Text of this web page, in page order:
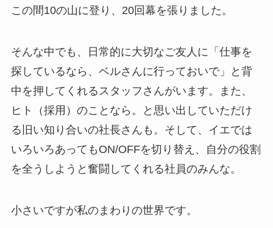
この間10の山に登り、20回幕を張りました。
そんな中でも、日常的に大切なご友人に「仕事を
探しているなら、ベルさんに行っておいで」と背
中を押してくれるスタッフさんがいます。また、
ヒト（採用）のことなら。と思い出していただけ
る旧い知り合いの社長さんも。そして、イエでは
いろいろあってもON/OFFを切り替え、自分の役割
を全うしようと奮闘してくれる社員のみんな。
小さいですが私のまわりの世界です。